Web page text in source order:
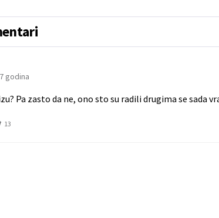
godina
Pa zasto da ne, ono sto su radili drugima se sada
13